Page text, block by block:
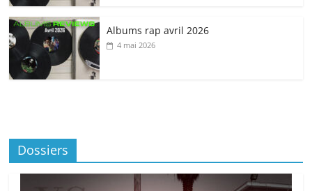
Albums rap avril 2026
4 mai 2026
Dossiers